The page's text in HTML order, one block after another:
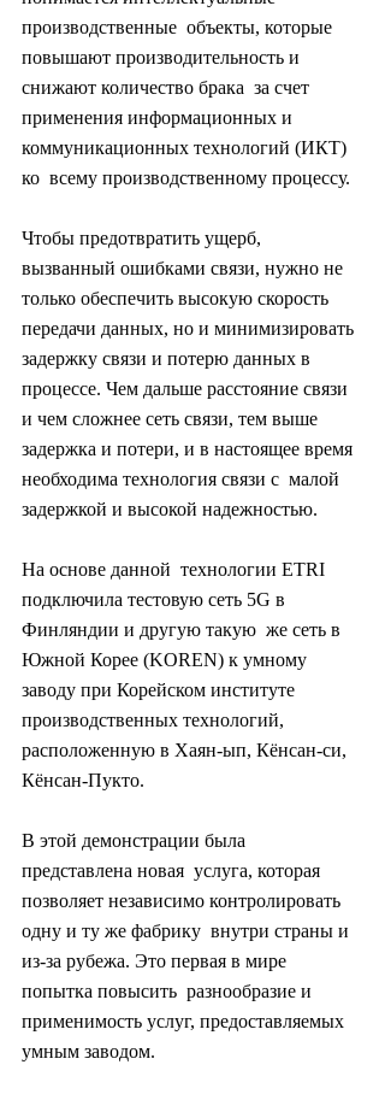
производственные  объекты, которые
повышают производительность и
снижают количество брака  за счет
применения информационных и
коммуникационных технологий (ИКТ)
ко  всему производственному процессу.
Чтобы предотвратить ущерб,
вызванный ошибками связи, нужно не
только обеспечить высокую скорость
передачи данных, но и минимизировать
задержку связи и потерю данных в
процессе. Чем дальше расстояние связи
и чем сложнее сеть связи, тем выше
задержка и потери, и в настоящее время
необходима технология связи с  малой
задержкой и высокой надежностью.
На основе данной  технологии ETRI
подключила тестовую сеть 5G в
Финляндии и другую такую  же сеть в
Южной Корее (KOREN) к умному
заводу при Корейском институте
производственных технологий,
расположенную в Хаян-ып, Кёнсан-си,
Кёнсан-Пукто.
В этой демонстрации была
представлена ​​новая  услуга, которая
позволяет независимо контролировать
одну и ту же фабрику  внутри страны и
из-за рубежа. Это первая в мире
попытка повысить  разнообразие и
применимость услуг, предоставляемых
умным заводом.